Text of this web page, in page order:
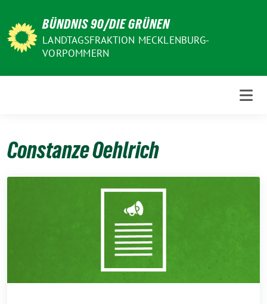
zum
Inhalt
BÜNDNIS 90/DIE GRÜNEN
LANDTAGSFRAKTION MECKLENBURG-
VORPOMMERN
Constanze Oehlrich